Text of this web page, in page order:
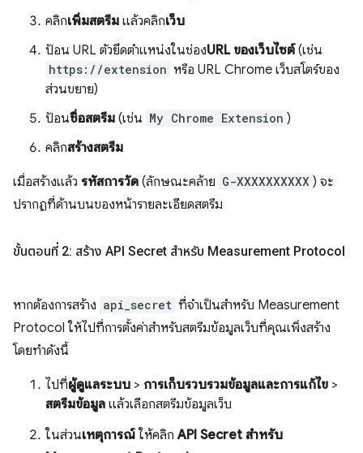
คลิกเพิ่มสตรีม แล้วคลิกเว็บ
ป้อน URL ตัวยึดตำแหน่งในช่องURL ของเว็บไซต์(เช่น
https://extension หรือ URL Chrome เว็บสโตร์ของ
ส่วนขยาย)
ป้อนชื่อสตรีม (เช่น My Chrome Extension )
คลิกสร้างสตรีม
เมื่อสร้างแล้ว รหัสการวัด (ลักษณะคล้าย G-XXXXXXXXXX ) จะ
ปรากฏที่ด้านบนของหน้ารายละเอียดสตรีม
ขั้นตอนที่ 2: สร้าง API Secret สำหรับ Measurement Protocol
หากต้องการสร้าง api_secret ที่จำเป็นสำหรับ Measurement
Protocol ให้ไปที่การตั้งค่าสำหรับสตรีมข้อมูลเว็บที่คุณเพิ่งสร้าง
โดยทำดังนี้
ไปที่ผู้ดูแลระบบ > การเก็บรวบรวมข้อมูลและการแก้ไข >
สตรีมข้อมูล แล้วเลือกสตรีมข้อมูลเว็บ
ในส่วนเหตุการณ์ ให้คลิกAPI Secret สำหรับ